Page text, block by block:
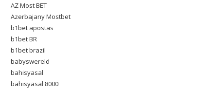
AZ Most BET
Azerbajany Mostbet
b1bet apostas
b1bet BR
b1bet brazil
babyswereld
bahisyasal
bahisyasal 8000